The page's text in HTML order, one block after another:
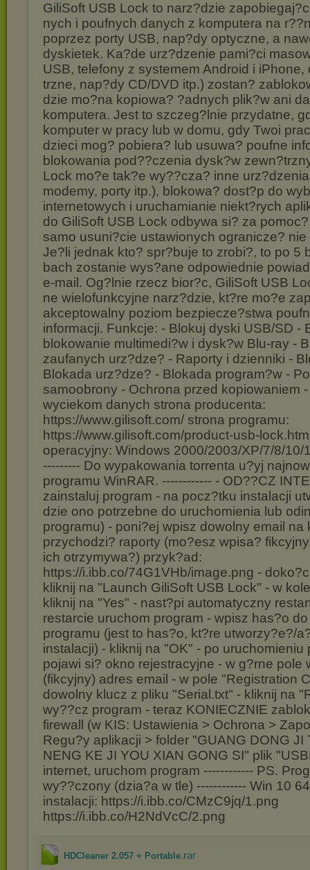
GiliSoft USB Lock to narz?dzie
nych i poufnych danych z komputera na
poprzez porty USB, nap?dy optyczne, a
dyskietek. Ka?de urz?dzenie pami?ci
USB, telefony z systemem Android i iPhone,
trzne, nap?dy CD/DVD itp.) zostan?
dzie mo?na kopiowa? ?adnych plik?w ani
komputera. Jest to szczeg?lnie przydatne,
komputer w pracy lub w domu, gdy Twoi
dzieci mog? pobiera? lub usuwa? poufne
blokowania pod??czenia dysk?w
Lock mo?e tak?e wy??cza? inne
modemy, porty itp.), blokowa? dost?p do
internetowych i uruchamianie niekt?rych
do GiliSoft USB Lock odbywa si? za
samo usuni?cie ustawionych ogranicze?
Je?li jednak kto? spr?buje to zrobi?, to po 5
bach zostanie wys?ane odpowiednie
e-mail. Og?lnie rzecz bior?c, GiliSoft USB
ne wielofunkcyjne narz?dzie, kt?re mo?e
akceptowalny poziom bezpiecze?stwa
informacji. Funkcje: - Blokuj dyski USB/SD -
blokowanie multimedi?w i dysk?w Blu-ray -
zaufanych urz?dze? - Raporty i dzienniki -
Blokada urz?dze? - Blokada program?w -
samoobrony - Ochrona przed kopiowaniem
wyciekom danych strona producenta:
https://www.gilisoft.com/ strona programu:
https://www.gilisoft.com/product-usb-
operacyjny: Windows 2000/2003/XP/7/8/10/
--------- Do wypakowania torrenta u?yj
programu WinRAR. ------------ - OD??CZ
zainstaluj program - na pocz?tku instalacji
dzie ono potrzebne do uruchomienia lub
programu) - poni?ej wpisz dowolny email na
przychodzi? raporty (mo?esz wpisa?
ich otrzymywa?) przyk?ad:
https://i.ibb.co/74G1VHb/image.png -
kliknij na "Launch GiliSoft USB Lock" - w
kliknij na "Yes" - nast?pi automatyczny
restarcie uruchom program - wpisz has?o
programu (jest to has?o, kt?re utworzy?e?/
instalacji) - kliknij na "OK" - po uruchomieniu
pojawi si? okno rejestracyjne - w g?rne pole
(fikcyjny) adres email - w pole "Registration
dowolny klucz z pliku "Serial.txt" - kliknij na
wy??cz program - teraz KONIECZNIE
firewall (w KIS: Ustawienia > Ochrona >
Regu?y aplikacji > folder "GUANG DONG JI
NENG KE JI YOU XIAN GONG SI" plik
internet, uruchom program ------------ PS.
wy??czony (dzia?a w tle) ------------ Win 10
instalacji: https://i.ibb.co/CMzC9jq/1.png
https://i.ibb.co/H2NdVcC/2.png
HDCleaner 2.057 + Portable.rar